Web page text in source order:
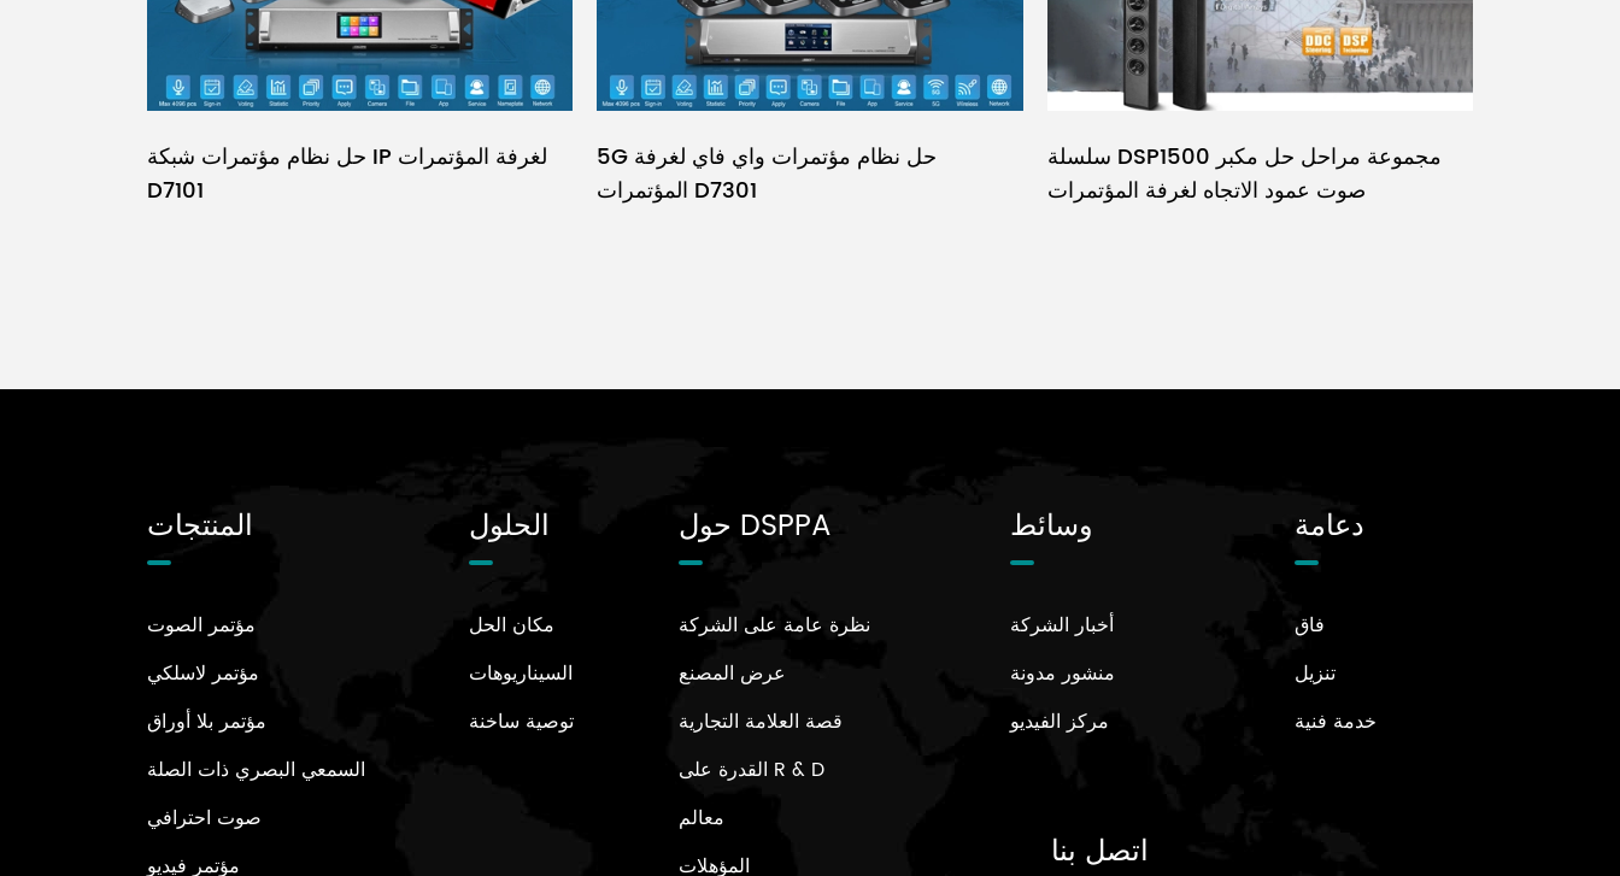
حل نظام مؤتمرات شبكة IP لغرفة المؤتمرات
D7101
5G حل نظام مؤتمرات واي فاي لغرفة
المؤتمرات D7301
سلسلة DSP1500 مجموعة مراحل حل مكبر
صوت عمود الاتجاه لغرفة المؤتمرات
المنتجات
مؤتمر الصوت
مؤتمر لاسلكي
مؤتمر بلا أوراق
السمعي البصري ذات الصلة
صوت احترافي
مؤتمر فيديو
الحلول
مكان الحل
السيناريوهات
توصية ساخنة
حول DSPPA
نظرة عامة على الشركة
عرض المصنع
قصة العلامة التجارية
القدرة على R & D
معالم
المؤهلات
وسائط
أخبار الشركة
منشور مدونة
مركز الفيديو
دعامة
فاق
تنزيل
خدمة فنية
اتصل بنا